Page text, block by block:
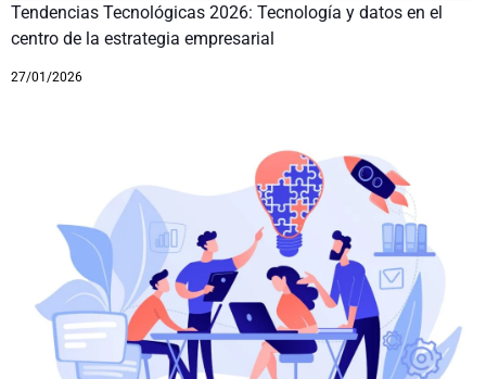
Tendencias Tecnológicas 2026: Tecnología y datos en el
centro de la estrategia empresarial
27/01/2026